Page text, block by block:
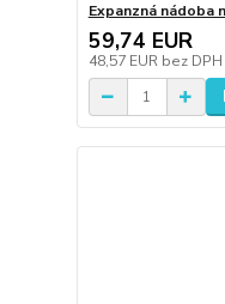
Expanzná nádoba
59,74 EUR
48,57 EUR bez DPH